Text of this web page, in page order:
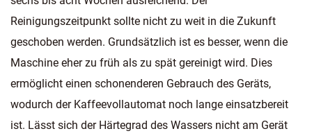
Reinigungszeitpunkt sollte nicht zu weit in die Zukunft
geschoben werden. Grundsätzlich ist es besser, wenn die
Maschine eher zu früh als zu spät gereinigt wird. Dies
ermöglicht einen schonenderen Gebrauch des Geräts,
wodurch der Kaffeevollautomat noch lange einsatzbereit
ist. Lässt sich der Härtegrad des Wassers nicht am Gerät